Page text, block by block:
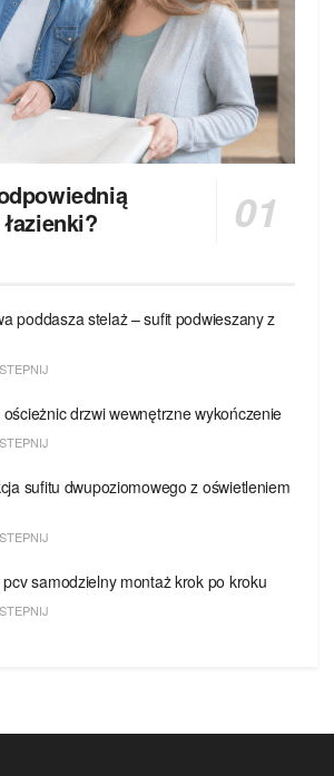
poddasza stelaż – sufit podwieszany z
drzwi wewnętrzne wykończenie
sufitu dwupoziomowego z oświetleniem
pcv samodzielny montaż krok po kroku